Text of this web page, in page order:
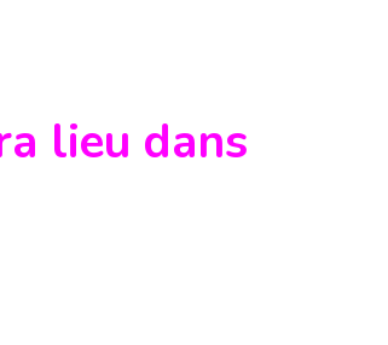
lieu dans